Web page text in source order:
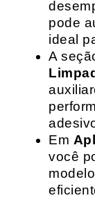
pode
ideal
A
Em
você